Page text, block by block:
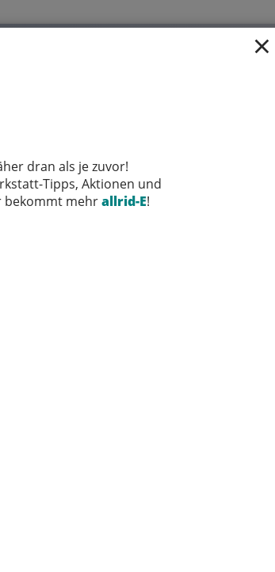
×
dran als je zuvor!
Tipps, Aktionen und
bekommt mehrallrid-E!
Unsere
Trek Bar Trek
Bar/Stem VR-CF
MICH KANNST DU